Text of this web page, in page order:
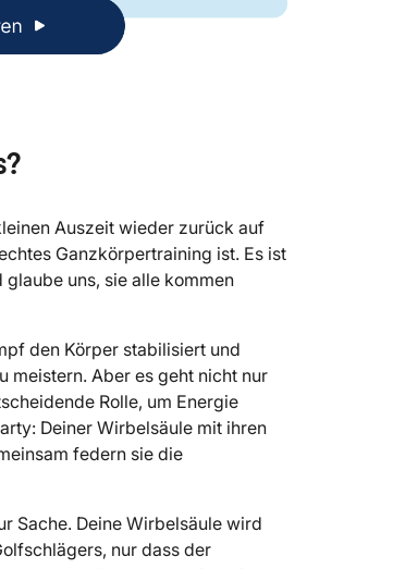
Auszeit wieder zurück auf
Ganzkörpertraining ist. Es ist
uns, sie alle kommen
den Körper stabilisiert und
meistern. Aber es geht nicht nur
Rolle, um Energie
Deiner Wirbelsäule mit ihren
federn sie die
Sache. Deine Wirbelsäule wird
nur dass der